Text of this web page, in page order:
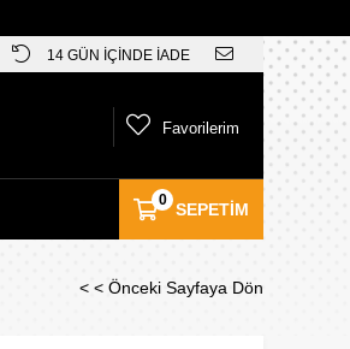
14 GÜN İÇİNDE İADE
SEPETIM
0
Favorilerim
< < Önceki Sayfaya Dön